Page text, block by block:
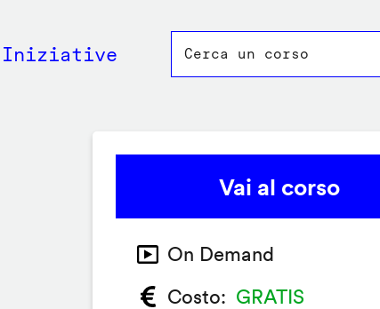
Iniziative
Vai al corso
On Demand
Costo
GRATIS